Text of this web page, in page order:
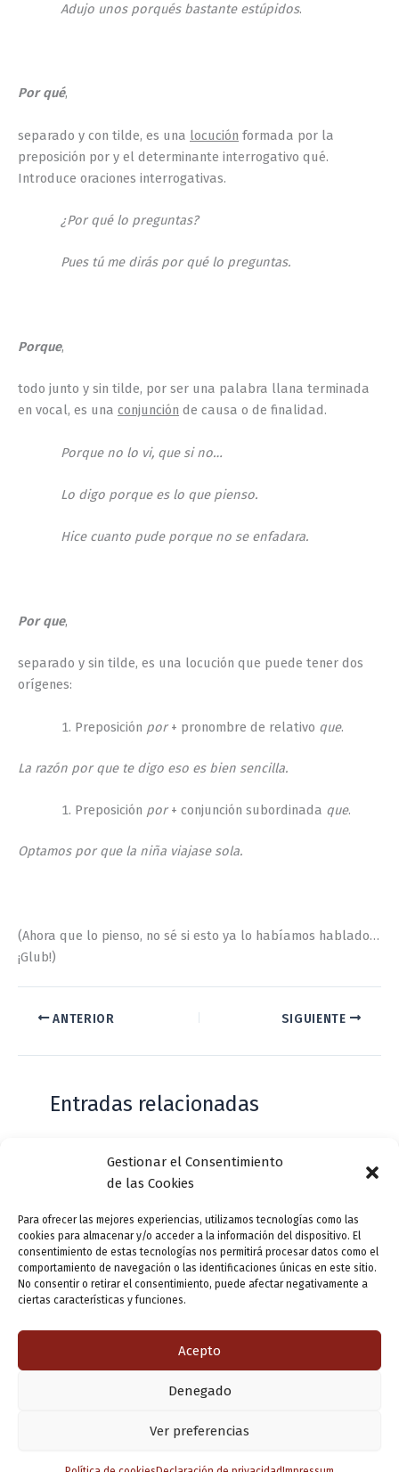
Gestionar el Consentimiento
de las Cookies
Para ofrecer las mejores experiencias, utilizamos tecnologías como las
cookies para almacenar y/o acceder a la información del dispositivo. El
consentimiento de estas tecnologías nos permitirá procesar datos como el
comportamiento de navegación o las identificaciones únicas en este sitio.
No consentir o retirar el consentimiento, puede afectar negativamente a
ciertas características y funciones.
Acepto
Denegado
Ver preferencias
Adujo unos porqués bastante estúpidos.
Por qué,
separado y con tilde, es una locución formada por la
preposición por y el determinante interrogativo qué.
Introduce oraciones interrogativas.
¿Por qué lo preguntas?
Pues tú me dirás por qué lo preguntas.
Porque,
todo junto y sin tilde, por ser una palabra llana terminada
en vocal, es una conjunción de causa o de finalidad.
Porque no lo vi, que si no…
Lo digo porque es lo que pienso.
Hice cuanto pude porque no se enfadara.
Por que,
separado y sin tilde, es una locución que puede tener dos
orígenes:
Preposición por+ pronombre de relativo que.
La razón por que te digo eso es bien sencilla.
Preposición por+ conjunción subordinada que.
Optamos por que la niña viajase sola.
(Ahora que lo pienso, no sé si esto ya lo habíamos hablado…
¡Glub!)
ANTERIOR SIGUIENTE
Entradas relacionadas
Casa de Zorrilla conmemorarán el 168
aniversario del estreno de Don Juan
Tenorio
Deja un comentario /Actualidad/ PorVLLensutinta
¿De dónde “lo de Pucela”?
Actualidad / Por
Copyright © 2026 Valladolid en su titna